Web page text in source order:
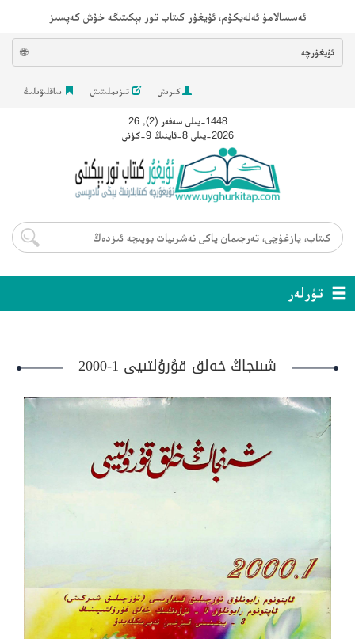
ئەسسالامۇ ئەلەيكۇم، ئۇيغۇر كىتاب تور بېكىتىگە خۇش كەپسىز
ئۇيغۇرچە 🌐
كىرىش تىزىملىتىش ساقلىۋىلىڭ
1448-يىلى سەفەر (2), 26
2026-يىلى 8-ئاينىڭ 9-كۈنى
تۈرلەر
شىنجاڭ خەلق قۇرۇلتىيى 1-2000